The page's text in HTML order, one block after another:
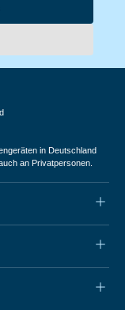
in Deutschland
an Privatpersonen.